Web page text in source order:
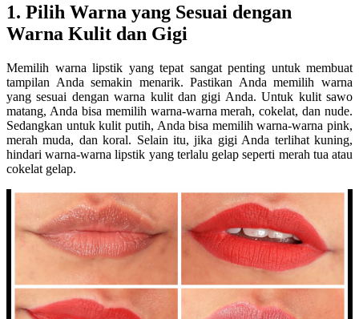
1. Pilih Warna yang Sesuai dengan
Warna Kulit dan Gigi
Memilih warna lipstik yang tepat sangat penting untuk membuat
tampilan Anda semakin menarik. Pastikan Anda memilih warna
yang sesuai dengan warna kulit dan gigi Anda. Untuk kulit sawo
matang, Anda bisa memilih warna-warna merah, cokelat, dan nude.
Sedangkan untuk kulit putih, Anda bisa memilih warna-warna pink,
merah muda, dan koral. Selain itu, jika gigi Anda terlihat kuning,
hindari warna-warna lipstik yang terlalu gelap seperti merah tua atau
cokelat gelap.